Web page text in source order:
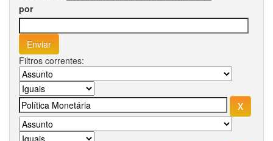
por
Filtros correntes: